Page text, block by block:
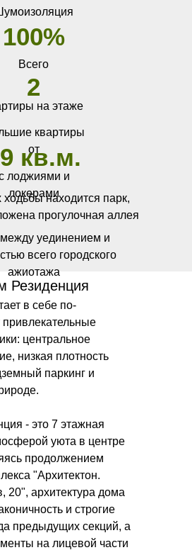
Резиденция
в себе по-
центральное
низкая плотность
паркинг и
- это 7 этажная
уюта в центре
продолжением
"Архитектон.
20", архитектура дома
и строгие
предыдущих секций, а
на лицевой части
100%
кв.м.
лоджиями и
локерами
квартиры
от
на этаже
2
Всего
ходьбы находится парк,
прогулочная аллея
уединением и
всего городского
ажиотажа